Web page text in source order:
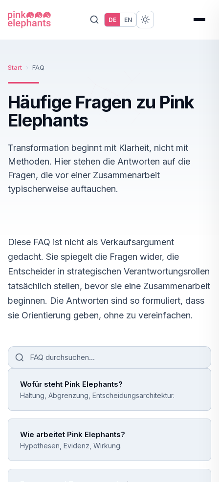
DE EN
Start › FAQ
Häufige Fragen zu Pink
Elephants
Transformation beginnt mit Klarheit, nicht mit
Methoden. Hier stehen die Antworten auf die
Fragen, die vor einer Zusammenarbeit
typischerweise auftauchen.
Diese FAQ ist nicht als Verkaufsargument
gedacht. Sie spiegelt die Fragen wider, die
Entscheider in strategischen Verantwortungsrollen
tatsächlich stellen, bevor sie eine Zusammenarbeit
beginnen. Die Antworten sind so formuliert, dass
sie Orientierung geben, ohne zu vereinfachen.
Wofür steht Pink Elephants?
Haltung, Abgrenzung, Entscheidungsarchitektur.
Wie arbeitet Pink Elephants?
Hypothesen, Evidenz, Wirkung.